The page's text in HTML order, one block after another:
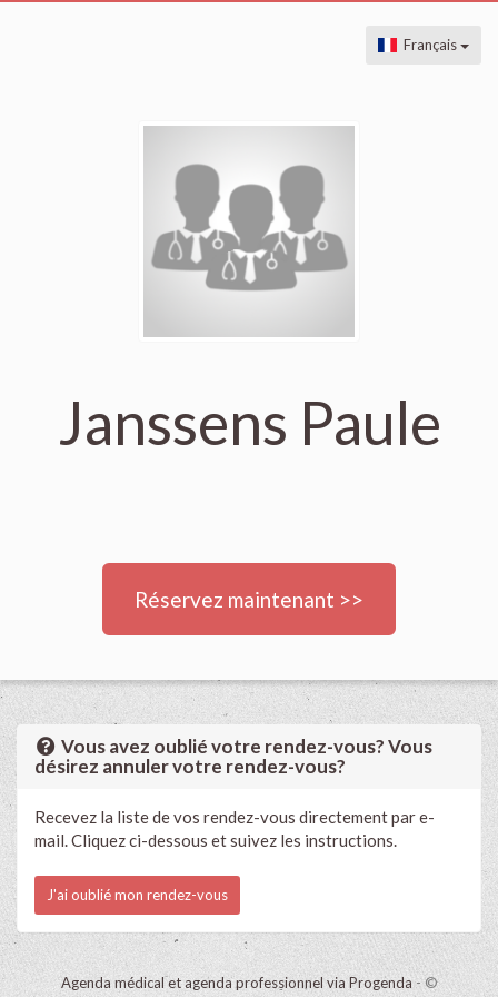
Français
Janssens Paule
Réservez maintenant >>
Vous avez oublié votre rendez-vous? Vous
désirez annuler votre rendez-vous?
Recevez la liste de vos rendez-vous directement par e-
mail. Cliquez ci-dessous et suivez les instructions.
J'ai oublié mon rendez-vous
Agenda médical et agenda professionnel via Progenda- ©